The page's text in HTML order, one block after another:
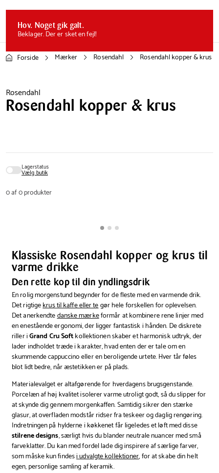
Menu
Gå Gå Gå
Forside Mærker Rosendahl Rosendahl kopper & krus
Rosendahl
Rosendahl kopper & krus
Lagerstatus
Vælg butik
0 af 0 produkter
Klassiske Rosendahl kopper og krus til
varme drikke
Den rette kop til din yndlingsdrik
En rolig morgenstund begynder for de fleste med en varmende drik.
Det rigtigekrus til kaffe eller tegør hele forskellen for oplevelsen.
Det anerkendtedanske mærkeformår at kombinere rene linjer med
en enestående ergonomi, der ligger fantastisk i hånden. De diskrete
riller iGrand Cru Softkollektionen skaber et harmonisk udtryk, der
lader indholdet træde i karakter, hvad enten der er tale om en
skummende cappuccino eller en beroligende urtete. Hver tår føles
blot lidt bedre, når æstetikken er på plads.
Materialevalget er altafgørende for hverdagens brugsgenstande.
Porcelæn af høj kvalitet isolerer varme utroligt godt, så du slipper for
at skynde dig gennem morgenkaffen. Samtidig sikrer den stærke
glasur, at overfladen modstår ridser fra teskeer og daglig rengøring.
Indretningen på hylderne i køkkenet får ligeledes et løft med disse
stilrene designs, særligt hvis du blander neutrale nuancer med små
farveklatter. Du kan med fordel lade dig inspirere af særlige farver,
som måske kun findesi udvalgte kollektioner, for at skabe din helt
egen, personlige samling af keramik.
Hov. Noget gik galt.
Beklager. Der er sket en fejl!